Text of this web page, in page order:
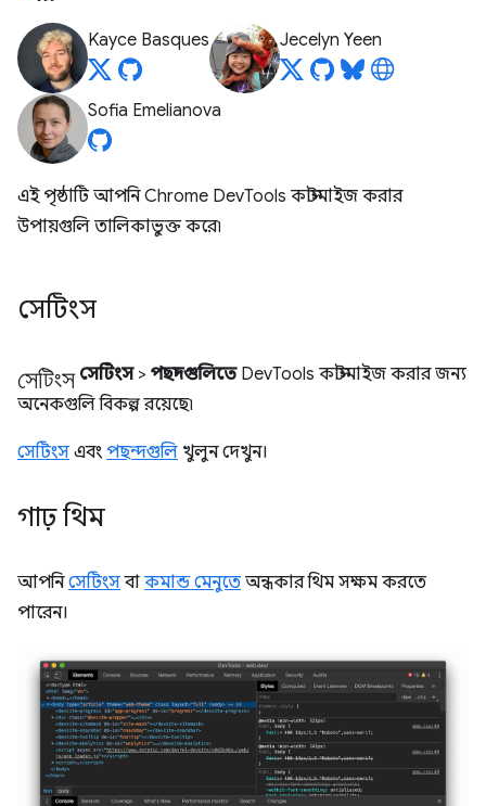
Kayce Basques Jecelyn Yeen
Sofia Emelianova
এই পৃষ্ঠাটি আপনি Chrome DevTools কাস্টমাইজ করার
উপায়গুলি তালিকাভুক্ত করে৷
সেটিংস
সেটিংস সেটিংস> পছন্দগুলিতেDevTools কাস্টমাইজ করার জন্য
অনেকগুলি বিকল্প রয়েছে৷
সেটিংস এবং পছন্দগুলি খুলুন দেখুন।
গাঢ় থিম
আপনিসেটিংসবা কমান্ড মেনুতে অন্ধকার থিম সক্ষম করতে
পারেন।